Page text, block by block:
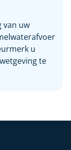
van uw
u
te